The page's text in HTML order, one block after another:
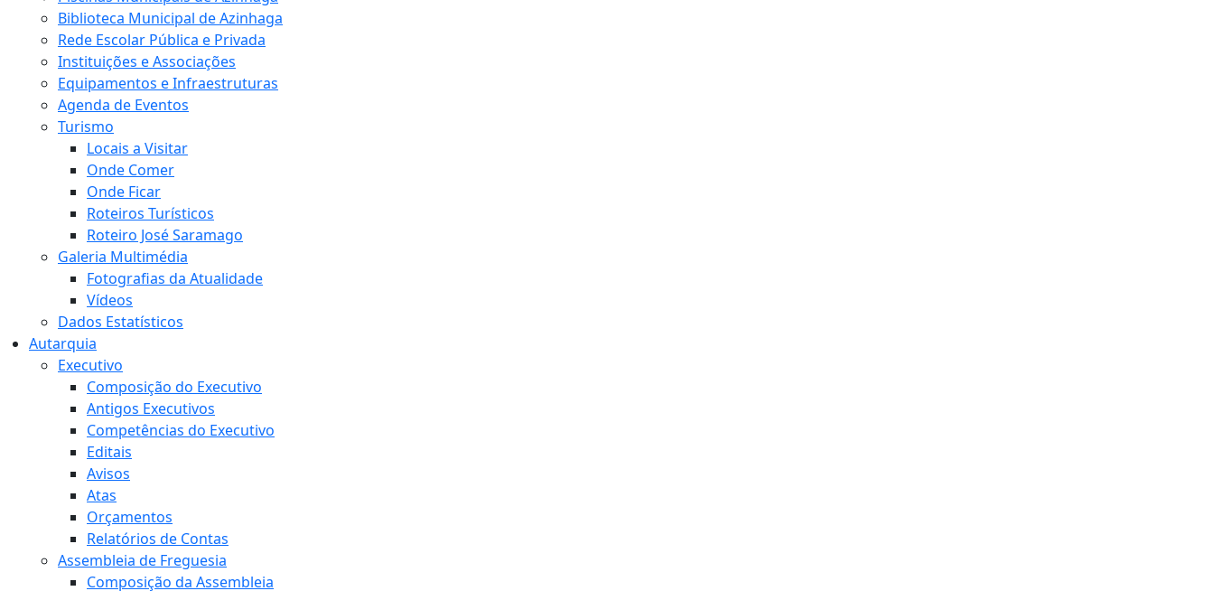
Biblioteca Municipal de Azinhaga
Rede Escolar Pública e Privada
Instituições e Associações
Equipamentos e Infraestruturas
Agenda de Eventos
Turismo
Locais a Visitar
Onde Comer
Onde Ficar
Roteiros Turísticos
Roteiro José Saramago
Galeria Multimédia
Fotografias da Atualidade
Vídeos
Dados Estatísticos
Autarquia
Executivo
Composição do Executivo
Antigos Executivos
Competências do Executivo
Editais
Avisos
Atas
Orçamentos
Relatórios de Contas
Assembleia de Freguesia
Composição da Assembleia